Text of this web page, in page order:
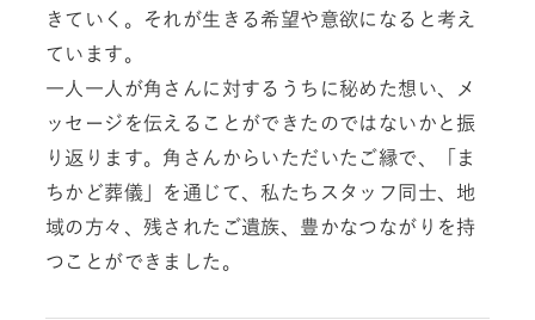
きていく。それが生きる希望や意欲になると考え
ています。
一人一人が角さんに対するうちに秘めた想い、メ
ッセージを伝えることができたのではないかと振
り返ります。角さんからいただいたご縁で、「ま
ちかど葬儀」を通じて、私たちスタッフ同士、地
域の方々、残されたご遺族、豊かなつながりを持
つことができました。